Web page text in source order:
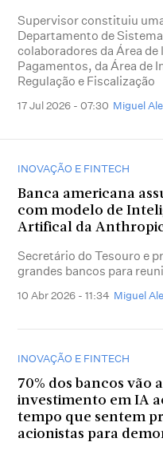
Supervisor constituiu
Departamento de
colaboradores da Área
Pagamentos, da Área de
Regulação e Fiscalização
17 Jul 2026 - 07:30 Miguel
INOVAÇÃO E FINTECH
Banca americana
com modelo de
Artifical da
Secretário do Tesouro e
grandes bancos para
10 Abr 2026 - 11:34 Miguel
INOVAÇÃO E FINTECH
70% dos bancos vão
investimento em IA
tempo que sentem
acionistas para